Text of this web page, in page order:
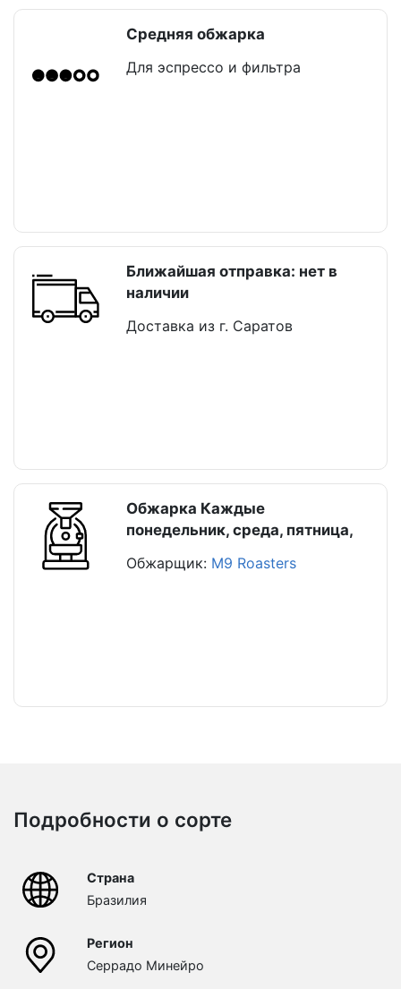
Средняя обжарка
Для эспрессо и фильтра
Ближайшая отправка: нет в
наличии
Доставка из г. Саратов
Обжарка Каждые
понедельник, среда, пятница,
Обжарщик: M9 Roasters
Подробности о сорте
Страна
Бразилия
Регион
Серрадо Минейро